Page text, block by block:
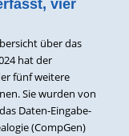
vier
über das
hat der
fünf weitere
Sie wurden von
Daten-Eingabe-
(CompGen)